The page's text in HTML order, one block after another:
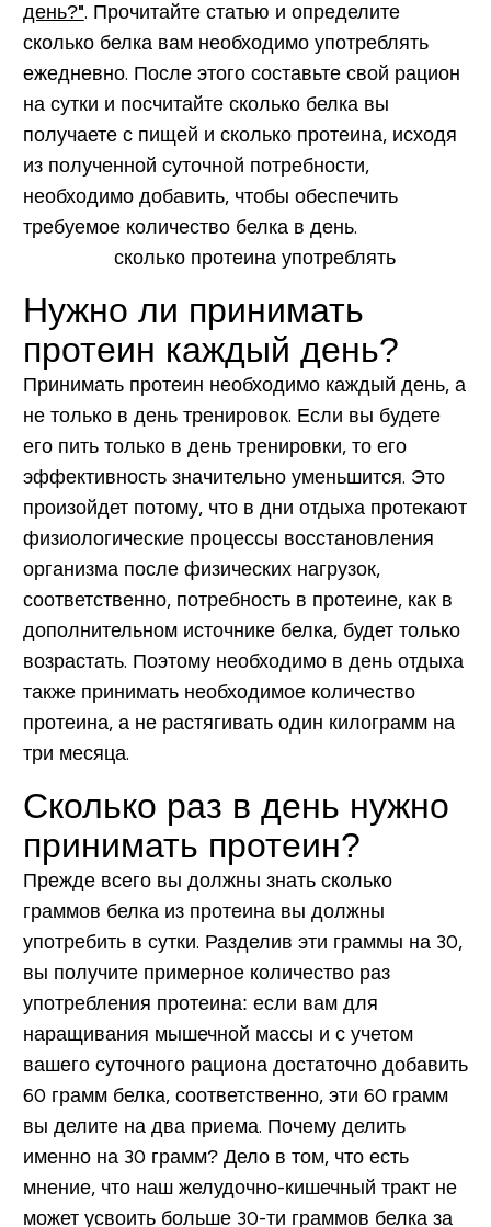
день?". Прочитайте статью и определите
сколько белка вам необходимо употреблять
ежедневно. После этого составьте свой рацион
на сутки и посчитайте сколько белка вы
получаете с пищей и сколько протеина, исходя
из полученной суточной потребности,
необходимо добавить, чтобы обеспечить
требуемое количество белка в день.
Нужно ли принимать
протеин каждый день?
Принимать протеин необходимо каждый день, а
не только в день тренировок. Если вы будете
его пить только в день тренировки, то его
эффективность значительно уменьшится. Это
произойдет потому, что в дни отдыха протекают
физиологические процессы восстановления
организма после физических нагрузок,
соответственно, потребность в протеине, как в
дополнительном источнике белка, будет только
возрастать. Поэтому необходимо в день отдыха
также принимать необходимое количество
протеина, а не растягивать один килограмм на
три месяца.
Сколько раз в день нужно
принимать протеин?
Прежде всего вы должны знать сколько
граммов белка из протеина вы должны
употребить в сутки. Разделив эти граммы на 30,
вы получите примерное количество раз
употребления протеина: если вам для
наращивания мышечной массы и с учетом
вашего суточного рациона достаточно добавить
60 грамм белка, соответственно, эти 60 грамм
вы делите на два приема. Почему делить
именно на 30 грамм? Дело в том, что есть
мнение, что наш желудочно-кишечный тракт не
может усвоить больше 30-ти граммов белка за